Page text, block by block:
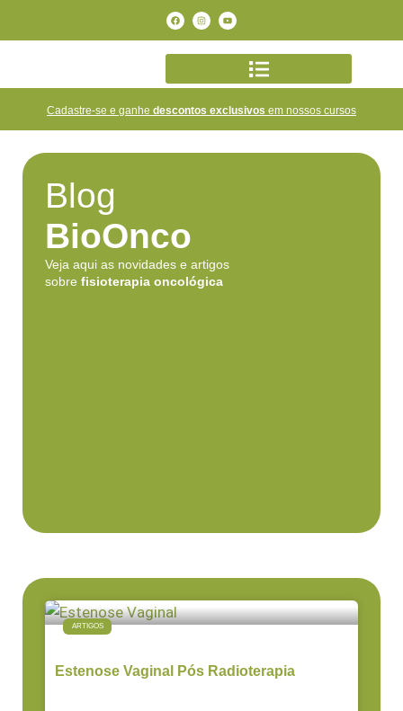
Cadastre-se e ganhe descontos exclusivos em nossos cursos
Blog
BioOnco
Veja aqui as novidades e artigos
sobre fisioterapia oncológica
ARTIGOS
Estenose Vaginal Pós Radioterapia